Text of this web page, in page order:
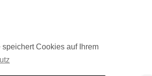
speichert Cookies auf Ihrem